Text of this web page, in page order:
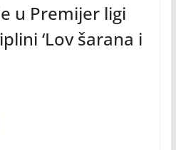
u Premijer ligi
‘Lov šarana i